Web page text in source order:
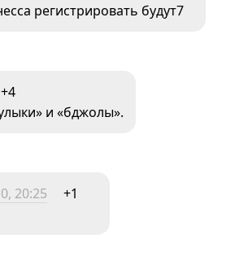
регистрировать будут7
+4
и «бджолы».
20:25
+1